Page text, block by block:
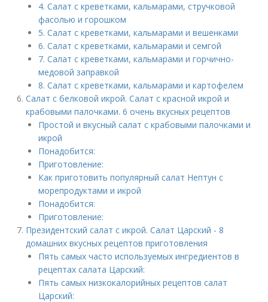
4. Салат с креветками, кальмарами, стручковой
фасолью и горошком
5. Салат с креветками, кальмарами и вешенками
6. Салат с креветками, кальмарами и семгой
7. Салат с креветками, кальмарами и горчично-
медовой заправкой
8. Салат с креветками, кальмарами и картофелем
Салат с белковой икрой. Салат с красной икрой и
крабовыми палочками. 6 очень вкусных рецептов
Простой и вкусный салат с крабовыми палочками и
икрой
Понадобится:
Приготовление:
Как приготовить популярный салат Нептун с
морепродуктами и икрой
Понадобится:
Приготовление:
Президентский салат с икрой. Салат Царский - 8
домашних вкусных рецептов приготовления
Пять самых часто используемых ингредиентов в
рецептах салата Царский:
Пять самых низкокалорийных рецептов салат
Царский: